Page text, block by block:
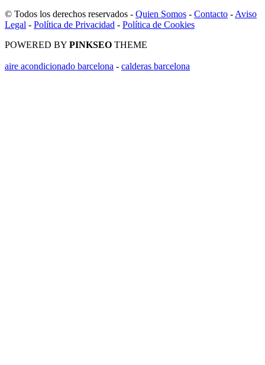
© Todos los derechos reservados - Quien Somos - Contacto -Aviso
Legal - Política de Privacidad - Política de Cookies
POWERED BY PINKSEO THEME
aire acondicionado barcelona - calderas barcelona